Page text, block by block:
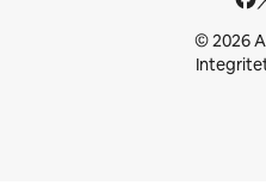
© 2026